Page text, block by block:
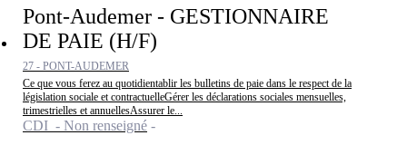
Pont-Audemer - GESTIONNAIRE
DE PAIE (H/F)
27 - PONT-AUDEMER
Ce que vous ferez au quotidientablir les bulletins de paie dans le respect de la
législation sociale et contractuelleGérer les déclarations sociales mensuelles,
trimestrielles et annuellesAssurer le...
CDI - Non renseigné